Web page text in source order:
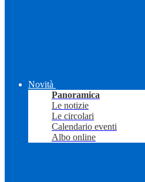
Novità
Panoramica
Le notizie
Le circolari
Calendario eventi
Albo online